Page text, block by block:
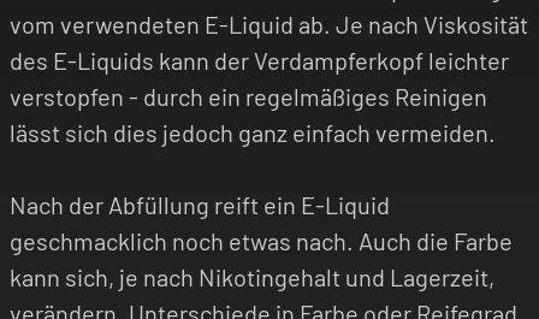
vom verwendeten E-Liquid ab. Je nach Viskosität
des E-Liquids kann der Verdampferkopf leichter
verstopfen - durch ein regelmäßiges Reinigen
lässt sich dies jedoch ganz einfach vermeiden.
Nach der Abfüllung reift ein E-Liquid
geschmacklich noch etwas nach. Auch die Farbe
kann sich, je nach Nikotingehalt und Lagerzeit,
verändern. Unterschiede in Farbe oder Reifegrad